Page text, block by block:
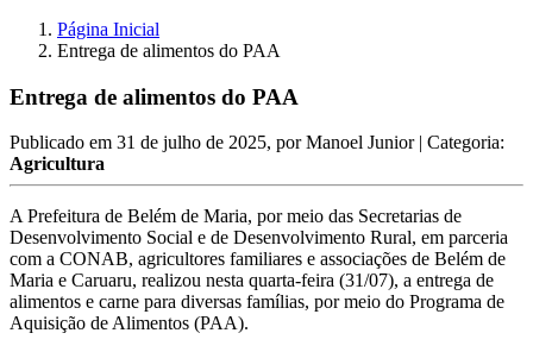
Página Inicial
Entrega de alimentos do PAA
Entrega de alimentos do PAA
Publicado em 31 de julho de 2025, porManoel Junior | Categoria:
Agricultura
A Prefeitura de Belém de Maria, por meio das Secretarias de
Desenvolvimento Social e de Desenvolvimento Rural, em parceria
com a CONAB, agricultores familiares e associações de Belém de
Maria e Caruaru, realizou nesta quarta-feira (31/07), a entrega de
alimentos e carne para diversas famílias, por meio do Programa de
Aquisição de Alimentos (PAA).